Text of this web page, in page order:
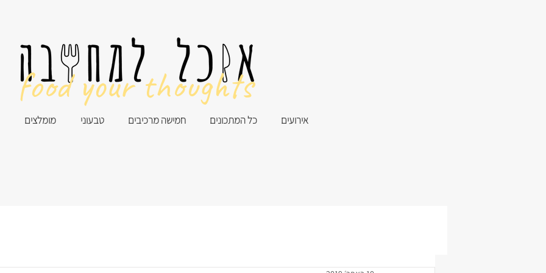
מומלצים טבעוני חמישה מרכיבים כל המתכונים אירועים
food your thoughts